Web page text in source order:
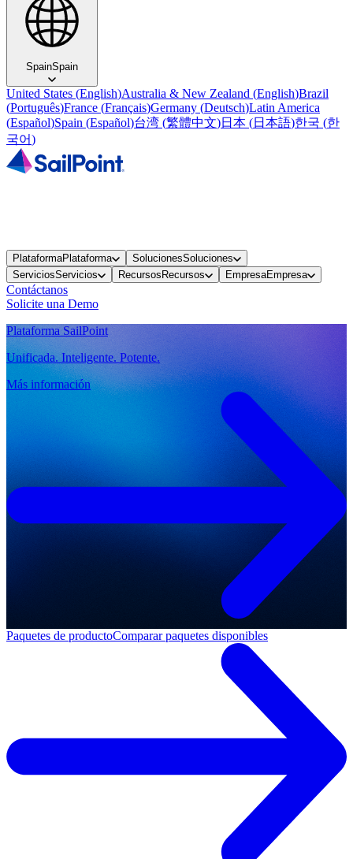
SpainSpain
United States (English)Australia & New Zealand (English)Brazil
(Português)France (Français)Germany (Deutsch)Latin America
(Español)Spain (Español)台湾 (繁體中文)日本 (日本語)한국 (한
국어)
PlataformaPlataforma SolucionesSoluciones
ServiciosServicios Recursos Recursos EmpresaEmpresa
Contáctanos
Solicite una Demo
Plataforma SailPoint
Unificada. Inteligente. Potente.
Más información
Paquetes de productoComparar paquetes disponibles